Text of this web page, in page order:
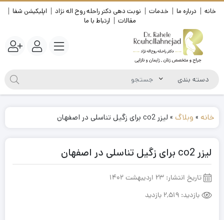
خانه درباره ما خدمات نوبت دهی دکتر راحله روح اله نژاد
اپلیکیشن شفا
مقالات
ارتباط با ما
خانه » وبلاگ » لیزر co2 برای زگیل تناسلی در اصفهان
لیزر co2 برای زگیل تناسلی در اصفهان
تاریخ انتشار: 23 اردیبهشت 1402
بازدید: 2,519 بازدید